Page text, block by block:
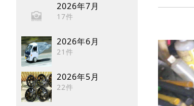
2026年7月
17件
2026年6月
21件
2026年5月
22件